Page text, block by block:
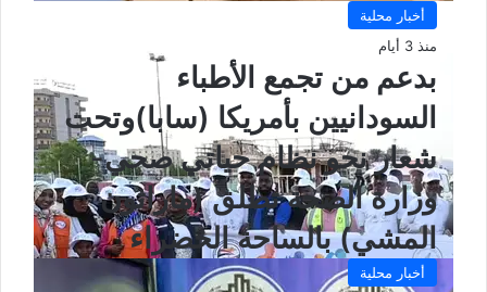
أخبار محلية
منذ 3 أيام
بدعم من تجمع الأطباء
السودانيين بأمريكا (سابا)وتحت
شعار نحو نظام حياتي صحي-
وزارة الصحة تطلق (ماراثون
المشي) بالساحة الخضراء
أخبار محلية